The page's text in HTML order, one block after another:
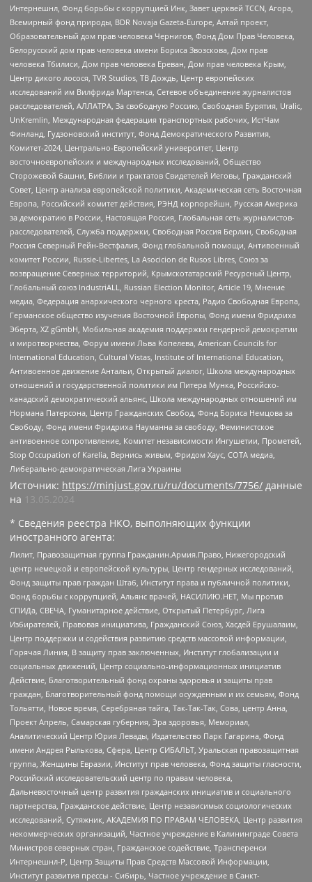
Интернешнл, Фонд борьбы с коррупцией Инк, Завет церквей TCCN, Агора,
Всемирный фонд природы, BDR Novaja Gazeta-Europe, Алтай проект,
Образовательный дом прав человека Чернигов, Фонд Дом Прав Человека,
Белорусский дом прав человека имени Бориса Звозскова, Дом прав
человека Тбилиси, Дом прав человека Ереван, Дом прав человека Крым,
Центр дикого лосося, TVR Studios, ТВ Дождь, Центр европейских
исследований им Вилфрида Мартенса, Сетевое объединение журналистов
расследователей, АЛЛАТРА, За свободную Россию, Свободная Бурятия, Uralic,
UnKremlin, Международная федерация транспортных рабочих, ИстЧам
Финланд, Гудзоновский институт, Фонд Демократического Развития,
Комитет-2024, Центрально-Европейский университет, Центр
восточноевропейских и международных исследований, Общество
Сторожевой башни, Библии и трактатов Свидетелей Иеговы, Гражданский
Совет, Центр анализа европейской политики, Академическая сеть Восточная
Европа, Российский комитет действия, РЭНД корпорейшн, Русская Америка
за демократию в России, Настоящая Россия, Глобальная сеть журналистов-
расследователей, Служба поддержки, Свободная Россия Берлин, Свободная
Россия Северный Рейн-Вестфалия, Фонд глобальной помощи, Антивоенный
комитет России, Russie-Libertes, La Asocicion de Rusos Libres, Союз за
возвращение Северных территорий, Крымскотатарский Ресурсный Центр,
Глобальный союз IndustriALL, Russian Election Monitor, Article 19, Мнение
медиа, Федерация анархического черного креста, Радио Свободная Европа,
Германское общество изучения Восточной Европы, Фонд имени Фридриха
Эберта, XZ gGmbH, Мобильная академия поддержки гендерной демократии
и миротворчества, Форум имени Льва Копелева, American Councils for
International Education, Cultural Vistas, Institute of International Education,
Антивоенное движение Антальи, Открытый диалог, Школа международных
отношений и государственной политики им Питера Мунка, Российско-
канадский демократический альянс, Школа международных отношений им
Нормана Патерсона, Центр Гражданских Свобод, Фонд Бориса Немцова за
Свободу, Фонд имени Фридриха Науманна за свободу, Феминистское
антивоенное сопротивление, Комитет независимости Ингушетии, Прометей,
Stop Occupation of Karelia, Вернись живым, Фридом Хаус, СОТА медиа,
Либерально-демократическая Лига Украины
Источник: https://minjust.gov.ru/ru/documents/7756/ данные
на
13.05.2024
* Сведения реестра НКО, выполняющих функции
иностранного агента:
Лилит, Правозащитная группа Гражданин.Армия.Право, Нижегородский
центр немецкой и европейской культуры, Центр гендерных исследований,
Фонд защиты прав граждан Штаб, Институт права и публичной политики,
Фонд борьбы с коррупцией, Альянс врачей, НАСИЛИЮ.НЕТ, Мы против
СПИДа, СВЕЧА, Гуманитарное действие, Открытый Петербург, Лига
Избирателей, Правовая инициатива, Гражданский Союз, Хасдей Ерушалаим,
Центр поддержки и содействия развитию средств массовой информации,
Горячая Линия, В защиту прав заключенных, Институт глобализации и
социальных движений, Центр социально-информационных инициатив
Действие, Благотворительный фонд охраны здоровья и защиты прав
граждан, Благотворительный фонд помощи осужденным и их семьям, Фонд
Тольятти, Новое время, Серебряная тайга, Так-Так-Так, Сова, центр Анна,
Проект Апрель, Самарская губерния, Эра здоровья, Мемориал,
Аналитический Центр Юрия Левады, Издательство Парк Гагарина, Фонд
имени Андрея Рылькова, Сфера, Центр СИБАЛЬТ, Уральская правозащитная
группа, Женщины Евразии, Институт прав человека, Фонд защиты гласности,
Российский исследовательский центр по правам человека,
Дальневосточный центр развития гражданских инициатив и социального
партнерства, Гражданское действие, Центр независимых социологических
исследований, Сутяжник, АКАДЕМИЯ ПО ПРАВАМ ЧЕЛОВЕКА, Центр развития
некоммерческих организаций, Частное учреждение в Калининграде Совета
Министров северных стран, Гражданское содействие, Трансперенси
Интернешнл-Р, Центр Защиты Прав Средств Массовой Информации,
Институт развития прессы - Сибирь, Частное учреждение в Санкт-